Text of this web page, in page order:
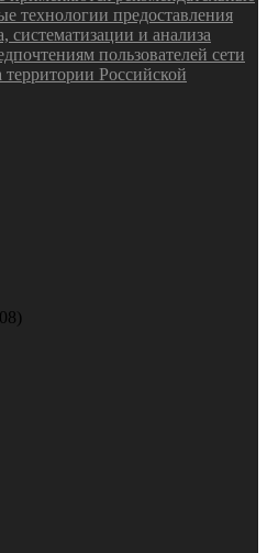
технологии предоставления
систематизации и анализа
пользователей сети
Российской